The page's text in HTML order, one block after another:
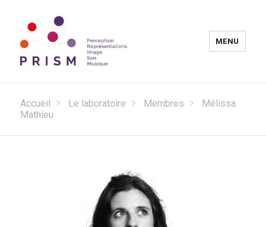
Laboratoire PRISM
MENU
Accueil Le laboratoire Membres
Mélissa
Mathieu